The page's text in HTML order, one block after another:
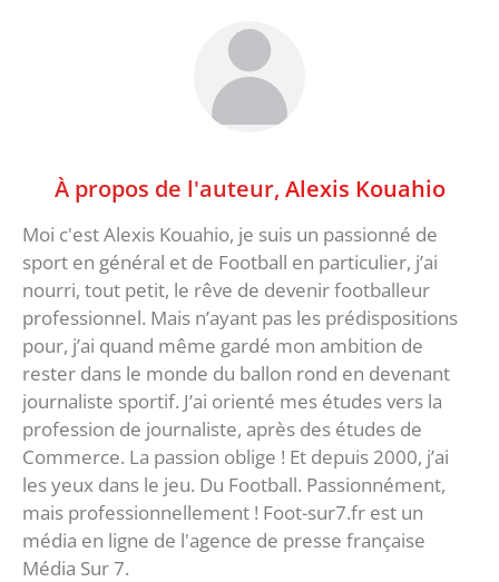
À propos de l'auteur, Alexis Kouahio
Moi c'est Alexis Kouahio, je suis un passionné de
sport en général et de Football en particulier, j’ai
nourri, tout petit, le rêve de devenir footballeur
professionnel. Mais n’ayant pas les prédispositions
pour, j’ai quand même gardé mon ambition de
rester dans le monde du ballon rond en devenant
journaliste sportif. J’ai orienté mes études vers la
profession de journaliste, après des études de
Commerce. La passion oblige ! Et depuis 2000, j’ai
les yeux dans le jeu. Du Football. Passionnément,
mais professionnellement ! Foot-sur7.fr est un
média en ligne de l'agence de presse française
Média Sur 7.